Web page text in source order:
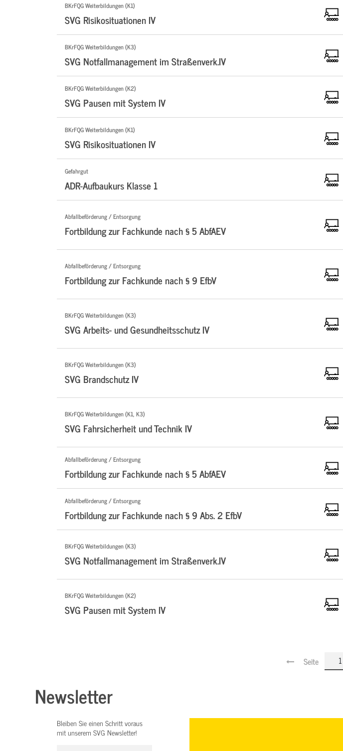
BKrFQG Weiterbildungen (K1)
SVG Risikosituationen IV
BKrFQG Weiterbildungen (K3)
SVG Notfallmanagement im Straßenverk.IV
BKrFQG Weiterbildungen (K2)
SVG Pausen mit System IV
BKrFQG Weiterbildungen (K1)
SVG Risikosituationen IV
Gefahrgut
ADR-Aufbaukurs Klasse 1
Abfallbeförderung / Entsorgung
Fortbildung zur Fachkunde nach § 5 AbfAEV
Abfallbeförderung / Entsorgung
Fortbildung zur Fachkunde nach § 9 EfbV
BKrFQG Weiterbildungen (K3)
SVG Arbeits- und Gesundheitsschutz IV
BKrFQG Weiterbildungen (K3)
SVG Brandschutz IV
BKrFQG Weiterbildungen (K1, K3)
SVG Fahrsicherheit und Technik IV
Abfallbeförderung / Entsorgung
Fortbildung zur Fachkunde nach § 5 AbfAEV
Abfallbeförderung / Entsorgung
Fortbildung zur Fachkunde nach § 9 Abs. 2 EfbV
BKrFQG Weiterbildungen (K3)
SVG Notfallmanagement im Straßenverk.IV
BKrFQG Weiterbildungen (K2)
SVG Pausen mit System IV
Seite
Newsletter
Bleiben Sie einen Schritt voraus
mit unserem SVG Newsletter!